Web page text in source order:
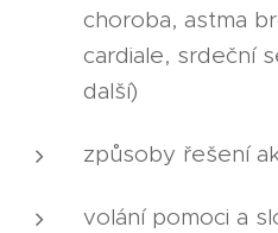
choroba, astma
cardiale, srdeční
další)
způsoby řešení
volání pomoci a